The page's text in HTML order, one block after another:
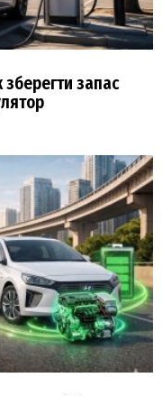
зберегти запас